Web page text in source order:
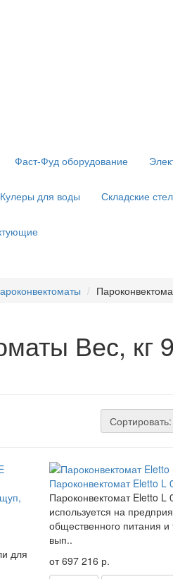
Фаст-Фуд оборудование
Кулеры для воды Складские
Вес, кг
Сортировать:
для
Пароконвектомат Eletto L
Пароконвектомат Eletto L
используется на
общественного питания и
вып..
от 697 216 р.